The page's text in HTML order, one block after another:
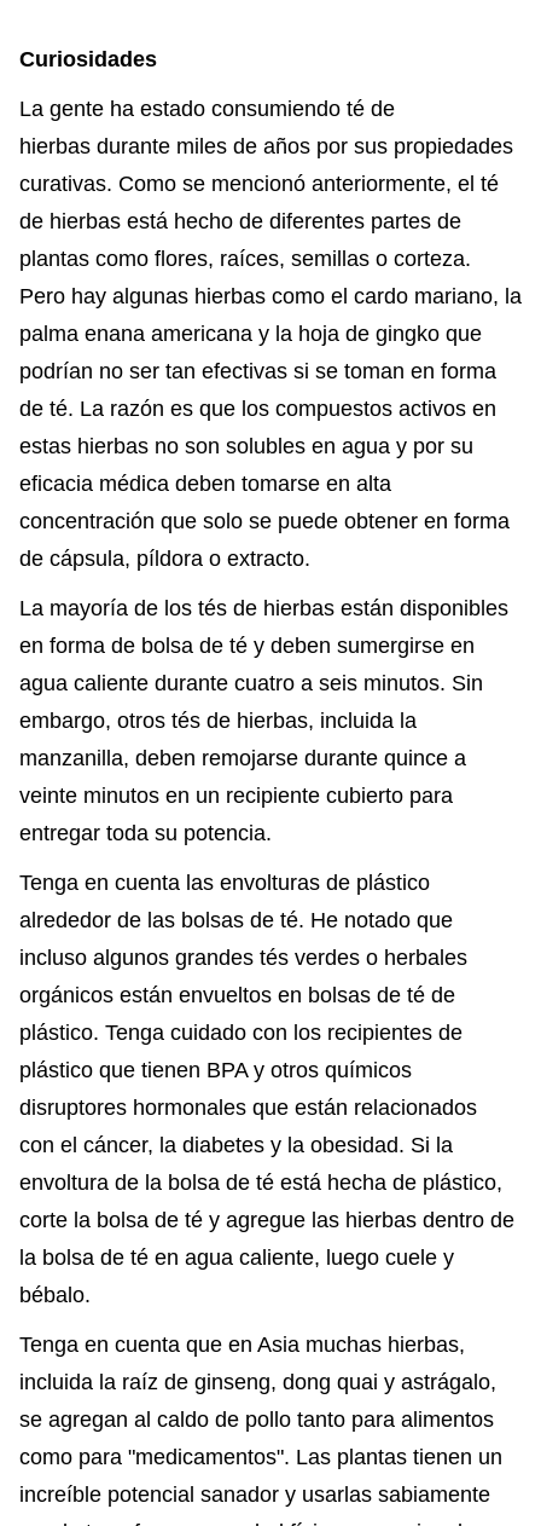
Curiosidades
La gente ha estado consumiendo té de
hierbas durante miles de años por sus propiedades
curativas. Como se mencionó anteriormente, el té
de hierbas está hecho de diferentes partes de
plantas como flores, raíces, semillas o corteza.
Pero hay algunas hierbas como el cardo mariano, la
palma enana americana y la hoja de gingko que
podrían no ser tan efectivas si se toman en forma
de té. La razón es que los compuestos activos en
estas hierbas no son solubles en agua y por su
eficacia médica deben tomarse en alta
concentración que solo se puede obtener en forma
de cápsula, píldora o extracto.
La mayoría de los tés de hierbas están disponibles
en forma de bolsa de té y deben sumergirse en
agua caliente durante cuatro a seis minutos. Sin
embargo, otros tés de hierbas, incluida la
manzanilla, deben remojarse durante quince a
veinte minutos en un recipiente cubierto para
entregar toda su potencia.
Tenga en cuenta las envolturas de plástico
alrededor de las bolsas de té. He notado que
incluso algunos grandes tés verdes o herbales
orgánicos están envueltos en bolsas de té de
plástico. Tenga cuidado con los recipientes de
plástico que tienen BPA y otros químicos
disruptores hormonales que están relacionados
con el cáncer, la diabetes y la obesidad. Si la
envoltura de la bolsa de té está hecha de plástico,
corte la bolsa de té y agregue las hierbas dentro de
la bolsa de té en agua caliente, luego cuele y
bébalo.
Tenga en cuenta que en Asia muchas hierbas,
incluida la raíz de ginseng, dong quai y astrágalo,
se agregan al caldo de pollo tanto para alimentos
como para "medicamentos". Las plantas tienen un
increíble potencial sanador y usarlas sabiamente